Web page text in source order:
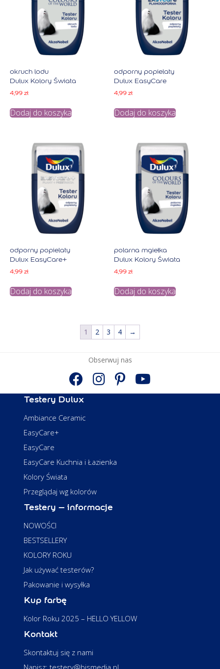
okruch lodu
Dulux Kolory Świata
4,99 zł
Dodaj do koszyka
odporny popielaty
Dulux EasyCare
4,99zł
Dodaj do koszyka
odporny popielaty
Dulux EasyCare+
4,99 zł
Dodaj do koszyka
polarna mgiełka
Dulux Kolory Świata
4,99zł
Dodaj do koszyka
1 2 3 4 →
Obserwuj nas
Testery Dulux
Ambiance Ceramic
EasyCare+
EasyCare
EasyCare Kuchnia i Łazienka
Kolory Świata
Przeglądaj wg kolorów
Testery – informacje
NOWOŚCI
BESTSELLERY
KOLORY ROKU
Jak używać testerów?
Pakowanie i wysyłka
Kup farbę
Kolor Roku 2025 – HELLO YELLOW
Kontakt
Skontaktuj się z nami
Napisz: testery@bismedia.pl